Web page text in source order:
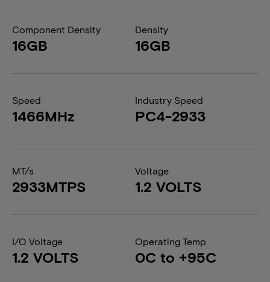
Component Density
16GB
Density
16GB
Speed
1466MHz
Industry Speed
PC4-2933
MT/s
2933MTPS
Voltage
1.2 VOLTS
I/O Voltage
1.2 VOLTS
Operating Temp
0C to +95C